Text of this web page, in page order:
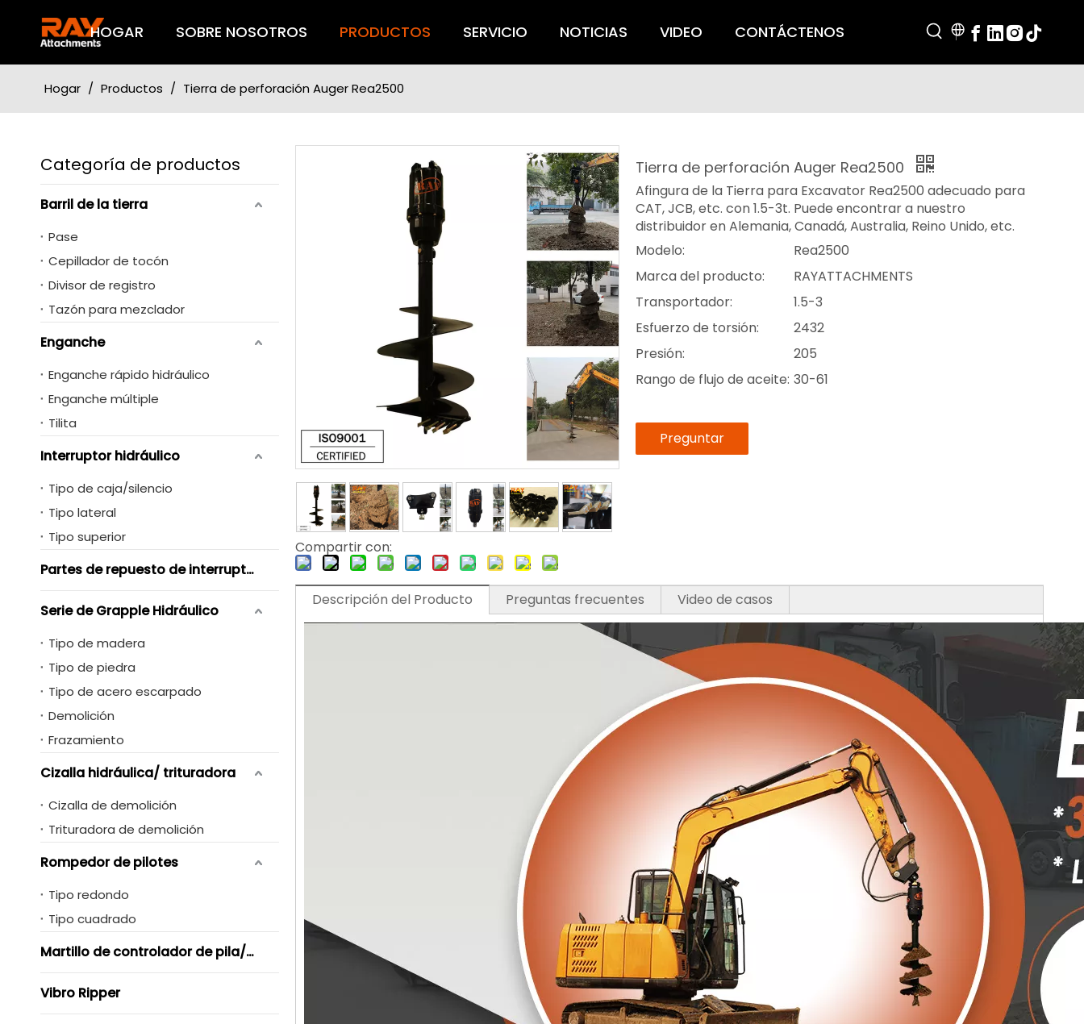
HOGAR SOBRE NOSOTROS PRODUCTOS SERVICIO NOTICIAS VIDEO CONTÁCTENOS
Hogar / Productos / Tierra de perforación Auger Rea2500
Categoría de productos
Barril de la tierra
Pase
Cepillador de tocón
Divisor de registro
Tazón para mezclador
Enganche
Enganche rápido hidráulico
Enganche múltiple
Tilita
Interruptor hidráulico
Tipo de caja/silencio
Tipo lateral
Tipo superior
Partes de repuesto de interruptores hidráulicos
Serie de Grapple Hidráulico
Tipo de madera
Tipo de piedra
Tipo de acero escarpado
Demolición
Frazamiento
Cizalla hidráulica/ trituradora
Cizalla de demolición
Trituradora de demolición
Rompedor de pilotes
Tipo redondo
Tipo cuadrado
Martillo de controlador de pila/ Vibro
Vibro Ripper
Compartir con:
Tierra de perforación Auger Rea2500
Afingura de la Tierra para Excavator Rea2500 adecuado para
CAT, JCB, etc. con 1.5-3t. Puede encontrar a nuestro
distribuidor en Alemania, Canadá, Australia, Reino Unido, etc.
Modelo:
Rea2500
Marca del producto:
RAYATTACHMENTS
Transportador:
1.5-3
Esfuerzo de torsión:
2432
Presión:
205
Rango de flujo de aceite: 30-61
Preguntar
Descripción del Producto Preguntas frecuentes Video de casos